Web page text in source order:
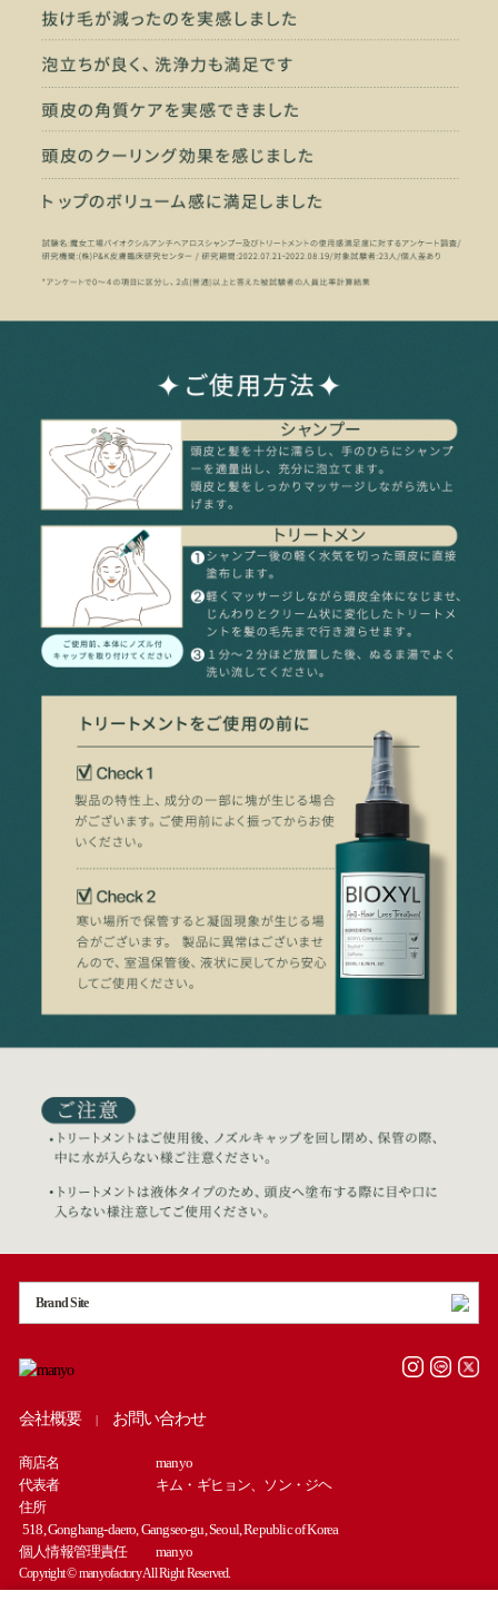
Brand Site
会社概要 | お問い合わせ
商店名
manyo
代表者
キム・ギヒョン、ソン・ジヘ
住所
518, Gonghang-daero, Gangseo-gu, Seoul, Republic of Korea
個人情報管理責任
manyo
Copyright © manyofactory All Right Reserved.